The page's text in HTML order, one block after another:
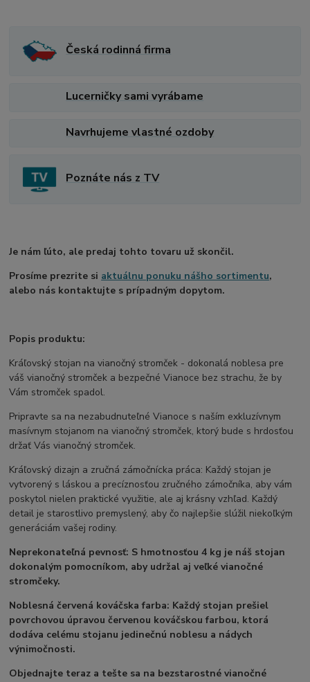
Česká rodinná firma
Lucerničky sami vyrábame
Navrhujeme vlastné ozdoby
Poznáte nás z TV
Je nám ľúto, ale predaj tohto tovaru už skončil.
Prosíme prezrite si aktuálnu ponuku nášho sortimentu,
alebo nás kontaktujte s prípadným dopytom.
Popis produktu:
Kráľovský stojan na vianočný stromček - dokonalá noblesa pre
váš vianočný stromček a bezpečné Vianoce bez strachu, že by
Vám stromček spadol.
Pripravte sa na nezabudnuteľné Vianoce s naším exkluzívnym
masívnym stojanom na vianočný stromček, ktorý bude s hrdosťou
držať Vás vianočný stromček.
Kráľovský dizajn a zručná zámočnícka práca: Každý stojan je
vytvorený s láskou a precíznosťou zručného zámočníka, aby vám
poskytol nielen praktické využitie, ale aj krásny vzhľad. Každý
detail je starostlivo premyslený, aby čo najlepšie slúžil niekoľkým
generáciám vašej rodiny.
Neprekonateľná pevnosť: S hmotnosťou 4 kg je náš stojan
dokonalým pomocníkom, aby udržal aj veľké vianočné
stromčeky.
Noblesná červená kováčska farba: Každý stojan prešiel
povrchovou úpravou červenou kováčskou farbou, ktorá
dodáva celému stojanu jedinečnú noblesu a nádych
výnimočnosti.
Objednajte teraz a tešte sa na bezstarostné vianočné